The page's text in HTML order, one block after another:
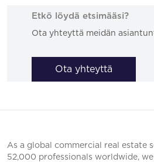
Etkö löydä etsimääsi?
Ota yhteyttä meidän
Ota yhteyttä
As a global commercial real estate
52,000 professionals worldwide,